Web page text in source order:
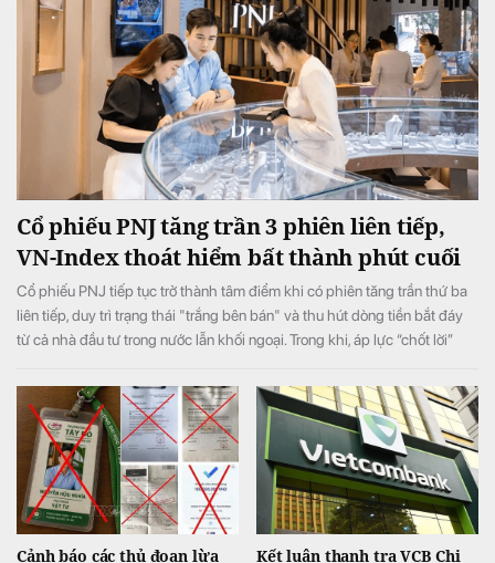
Cổ phiếu PNJ tăng trần 3 phiên liên tiếp,
VN-Index thoát hiểm bất thành phút cuối
Cổ phiếu PNJ tiếp tục trở thành tâm điểm khi có phiên tăng trần thứ ba
liên tiếp, duy trì trạng thái "trắng bên bán" và thu hút dòng tiền bắt đáy
từ cả nhà đầu tư trong nước lẫn khối ngoại. Trong khi, áp lực “chốt lời”
Cảnh báo các thủ đoạn lừa
Kết luận thanh tra VCB Chi